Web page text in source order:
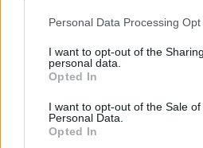
Personal Data Processing
I want to opt-out of the
personal data.
Opted In
I want to opt-out of the Sale of
Personal Data.
Opted In
τριπλάσιο
Folly Beach -
αστυνομικό
Τροχαίο
γυναίκα